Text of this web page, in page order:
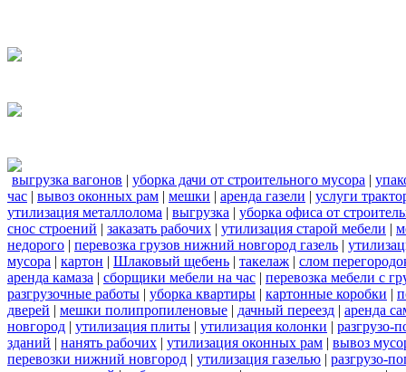
выгрузка вагонов | уборка дачи от строительного мусора |
час | вывоз оконных рам | мешки | аренда газели | услуги
утилизация металлолома | выгрузка | уборка офиса от
снос строений | заказать рабочих | утилизация старой мебели |
недорого | перевозка грузов нижний новгород газель |
мусора | картон | Шлаковый щебень | такелаж | слом
аренда камаза | сборщики мебели на час | перевозка мебели с
разгрузочные работы | уборка квартиры | картонные коробки |
дверей | мешки полипропиленовые | дачный переезд | аренда
новгород | утилизация плиты | утилизация колонки | разгрузо-
зданий | нанять рабочих | утилизация оконных рам | вывоз
перевозки нижний новгород | утилизация газелью | разгрузо-